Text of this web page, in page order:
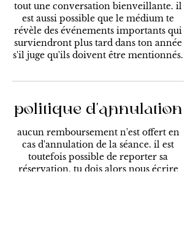
tout une conversation bienveillante. il
est aussi possible que le médium te
révèle des événements importants qui
surviendront plus tard dans ton année
s'il juge qu'ils doivent être mentionnés.
politique d'annulation
aucun remboursement n'est offert en
cas d'annulation de la séance. il est
toutefois possible de reporter sa
réservation. tu dois alors nous écrire